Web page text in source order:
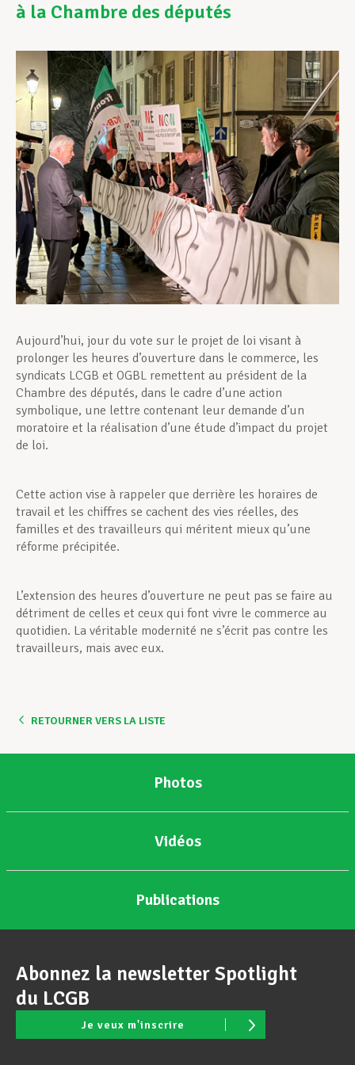
Développement professionnel
Devenir Membre
Actualités
à la Chambre des députés
Aujourd’hui, jour du vote sur le projet de loi visant à
prolonger les heures d’ouverture dans le commerce, les
syndicats LCGB et OGBL remettent au président de la
Chambre des députés, dans le cadre d’une action
symbolique, une lettre contenant leur demande d’un
moratoire et la réalisation d’une étude d’impact du projet
de loi.
Cette action vise à rappeler que derrière les horaires de
travail et les chiffres se cachent des vies réelles, des
familles et des travailleurs qui méritent mieux qu’une
réforme précipitée.
L’extension des heures d’ouverture ne peut pas se faire au
détriment de celles et ceux qui font vivre le commerce au
quotidien. La véritable modernité ne s’écrit pas contre les
travailleurs, mais avec eux.
RETOURNER VERS LA LISTE
Photos
Vidéos
Publications
Abonnez la newsletter Spotlight
du LCGB
Je veux m'inscrire